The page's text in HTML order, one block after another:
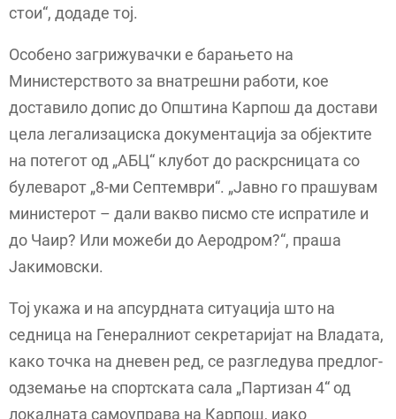
стои“, додаде тој.
Особено загрижувачки е барањето на
Министерството за внатрешни работи, кое
доставило допис до Општина Карпош да достави
цела легализациска документација за објектите
на потегот од „АБЦ“ клубот до раскрсницата со
булеварот „8-ми Септември“. „Јавно го прашувам
министерот – дали вакво писмо сте испратиле и
до Чаир? Или можеби до Аеродром?“, праша
Јакимовски.
Тој укажа и на апсурдната ситуација што на
седница на Генералниот секретаријат на Владата,
како точка на дневен ред, се разгледува предлог-
одземање на спортската сала „Партизан 4“ од
локалната самоуправа на Карпош, иако